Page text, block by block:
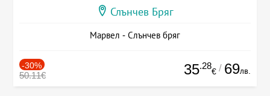
Слънчев Бряг
Марвел - Слънчев бряг
-30%
50.11€ 35.28
€ / 69лв.